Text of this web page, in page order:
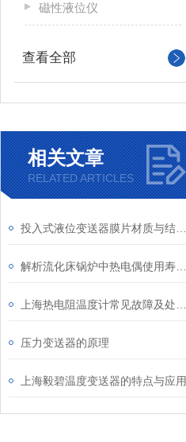
磁性液位仪
查看全部
相关文章
RELATED ARTICLES
压力变送器的原理
上海毅碧温度变送器的特点与应用